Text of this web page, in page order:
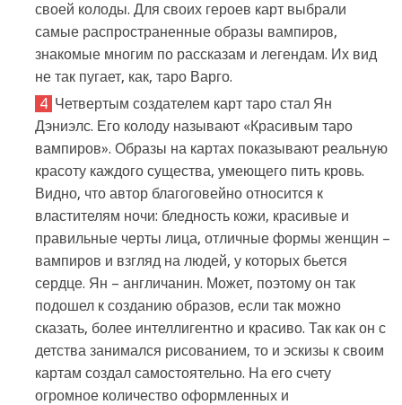
своей колоды. Для своих героев карт выбрали
самые распространенные образы вампиров,
знакомые многим по рассказам и легендам. Их вид
не так пугает, как, таро Варго.
Четвертым создателем карт таро стал Ян
Дэниэлс. Его колоду называют «Красивым таро
вампиров». Образы на картах показывают реальную
красоту каждого существа, умеющего пить кровь.
Видно, что автор благоговейно относится к
властителям ночи: бледность кожи, красивые и
правильные черты лица, отличные формы женщин –
вампиров и взгляд на людей, у которых бьется
сердце. Ян – англичанин. Может, поэтому он так
подошел к созданию образов, если так можно
сказать, более интеллигентно и красиво. Так как он с
детства занимался рисованием, то и эскизы к своим
картам создал самостоятельно. На его счету
огромное количество оформленных и